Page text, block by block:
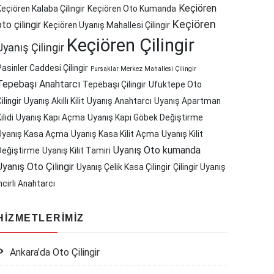
Kalaba Çilingir Keçiören Oto Kumanda Keçiören
çilingir Keçiören Uyanış Mahallesi Çilingir Keçiören
Çilingir Keçiören Çilingir
Caddesi Çilingir Pursaklar Merkez Mahallesi Çilingir
Anahtarcı Tepebaşı Çilingir Ufuktepe Oto
Uyanış Akıllı Kilit Uyanış Anahtarcı Uyanış Apartman
Uyanış Kapı Açma Uyanış Kapı Göbek Değiştirme
Kasa Açma Uyanış Kasa Kilit Açma Uyanış Kilit
Uyanış Kilit Tamiri Uyanış Oto kumanda
Oto Çilingir Uyanış Çelik Kasa Çilingir Çilingir Uyanış
Anahtarcı
Ankara’da Oto Çilingir